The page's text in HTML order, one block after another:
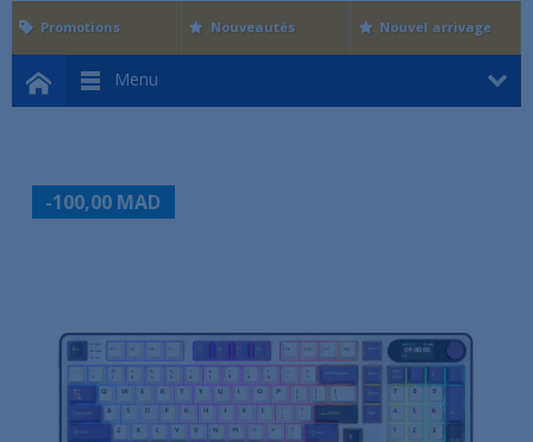
Menu
Promotions Nouveautés Nouvel arrivage
-100,00 MAD